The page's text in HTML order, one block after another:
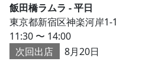
飯田橋ラムラ - 平日
東京都新宿区神楽河岸1-1
11:30 〜 14:00
次回出店
8月20日